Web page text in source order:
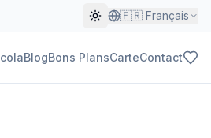
🇫🇷 Français
BlogBons PlansCarteContact